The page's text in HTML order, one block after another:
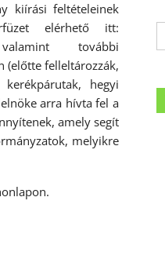
kiírási feltételeinek
elérhető itt:
további
(előtte felleltározzák,
hegyi
arra hívta fel a
amely segít
melyikre